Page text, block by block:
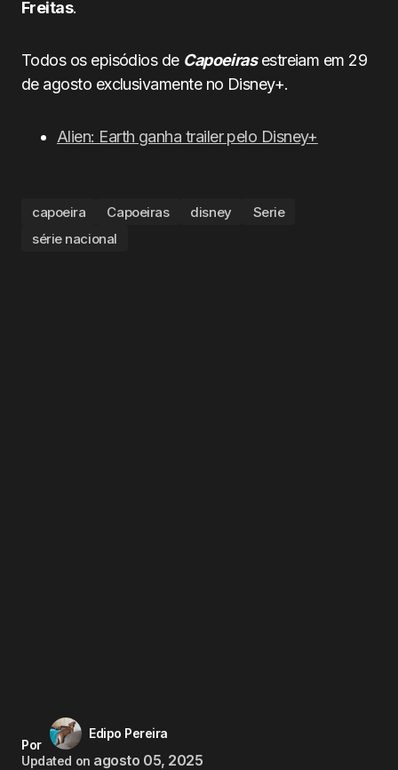
Freitas.
Todos os episódios de Capoeirasestreiam em 29
de agosto exclusivamente no Disney+.
Alien: Earth ganha trailer pelo Disney+
capoeira Capoeiras disney
Serie
série nacional
Por
Edipo Pereira
Updated on agosto 05, 2025